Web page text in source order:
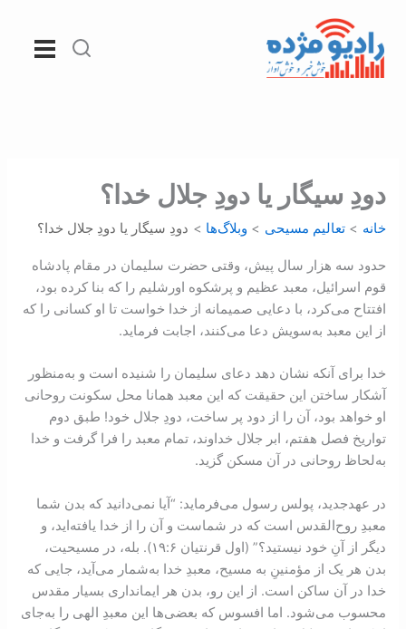
محتوا
دودِ سیگار یا دودِ جلال خدا؟
خانه تعالیم مسیحی وبلاگ‌ها دودِ سیگار یا دودِ جلال خدا؟
حدود سه هزار سال پیش، وقتی حضرت سلیمان در مقام پادشاه
قوم اسرائیل، معبد عظیم و پرشکوه اورشلیم را که بنا کرده بود،
افتتاح می‌کرد، با دعایی صمیمانه از خدا خواست تا او کسانی را که
از این معبد به‌سويش دعا می‌کنند، اجابت فرماید.
خدا برای آنکه نشان دهد دعای سلیمان را شنیده است و به‌منظور
آشکار ساختن این حقیقت که این معبد همانا محل سکونت روحانی
او خواهد بود، آن را از دود پر ساخت، دودِ جلال خود! طبق دوم
تواريخ فصل هفتم، ابر جلال خداوند، تمام معبد را فرا گرفت و خدا
به‌لحاظ روحانی در آن مسکن گزید.
در عهدجدید، پولس رسول می‌فرماید: “آیا نمی‌دانید که بدن شما
معبدِ روح‌القدس است که در شماست و آن را از خدا یافته‌اید، و
دیگر از آنِ خود نیستید؟” (اول قرنتیان ۶:‏۱۹). بله، در مسیحیت،
بدن هر يک از مؤمنینِ به مسيح، معبدِ خدا به‌شمار می‌آید، جایی که
خدا در آن ساکن است. از این رو، بدن هر ايمانداری بسیار مقدس
محسوب می‌شود. اما افسوس که بعضی‌ها این معبدِ الهی را به‌جای